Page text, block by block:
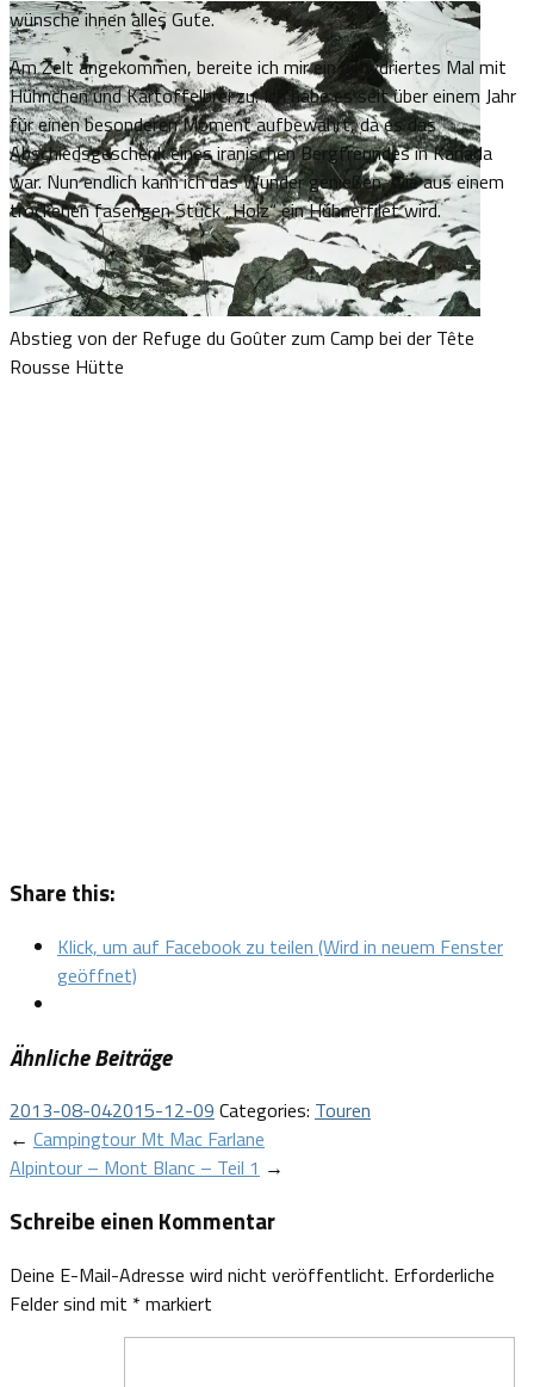
Abstieg von der Refuge du Goûter zum Camp bei der Tête
Rousse Hütte
wünsche ihnen alles Gute.
Am Zelt angekommen, bereite ich mir ein dehydriertes Mal mit
Hühnchen und Kartoffelbrei zu. Ich habe es seit über einem Jahr
für einen besonderen Moment aufbewahrt, da es das
Abschiedsgeschenk eines iranischen Bergfreundes in Kanada
war. Nun endlich kann ich das Wunder genießen, wie aus einem
trockenen faserigen Stück „Holz“ ein Hühnerfilet wird.
Share this:
Klick, um auf Facebook zu teilen (Wird in neuem Fenster
geöffnet)
Ähnliche Beiträge
2013-08-042015-12-09 Categories: Touren
Post
navigation
← Campingtour Mt Mac Farlane
Alpintour – Mont Blanc – Teil 1 →
Schreibe einen Kommentar
Deine E-Mail-Adresse wird nicht veröffentlicht. Erforderliche
Felder sind mit * markiert